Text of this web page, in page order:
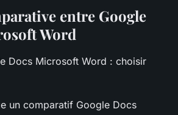
entre Google
Word
Docs Microsoft Word : choisir
un comparatif Google Docs